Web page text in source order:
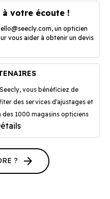
votre écoute !
, un opticien
vous aider à obtenir un devis
vous bénéficiez de
des services d'ajustages et
des 1000 magasins opticiens
? arrow_forward